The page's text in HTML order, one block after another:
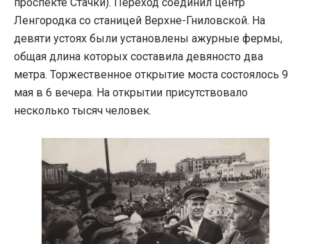
Ленгородка со станицей Верхне-Гниловской. На
девяти устоях были установлены ажурные фермы,
общая длина которых составила девяносто два
метра. Торжественное открытие моста состоялось 9
мая в 6 вечера. На открытии присутствовало
несколько тысяч человек.